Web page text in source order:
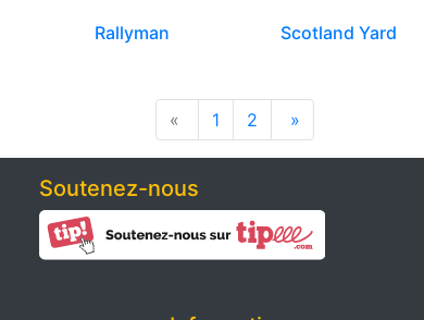
Rallyman Scotland Yard
« 1 2 »
Soutenez-nous